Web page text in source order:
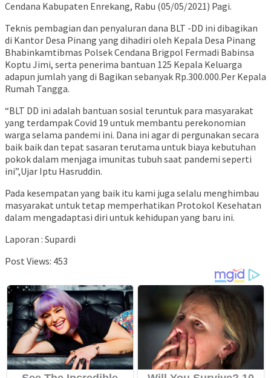
Cendana Kabupaten Enrekang, Rabu (05/05/2021) Pagi.
Teknis pembagian dan penyaluran dana BLT -DD ini dibagikan
di Kantor Desa Pinang yang dihadiri oleh Kepala Desa Pinang
Bhabinkamtibmas Polsek Cendana Brigpol Fermadi Babinsa
Koptu Jimi, serta penerima bantuan 125 Kepala Keluarga
adapun jumlah yang di Bagikan sebanyak Rp.300.000.Per Kepala
Rumah Tangga.
“BLT DD ini adalah bantuan sosial teruntuk para masyarakat
yang terdampak Covid 19 untuk membantu perekonomian
warga selama pandemi ini. Dana ini agar di pergunakan secara
baik baik dan tepat sasaran terutama untuk biaya kebutuhan
pokok dalam menjaga imunitas tubuh saat pandemi seperti
ini”,Ujar Iptu Hasruddin.
Pada kesempatan yang baik itu kami juga selalu menghimbau
masyarakat untuk tetap memperhatikan Protokol Kesehatan
dalam mengadaptasi diri untuk kehidupan yang baru ini.
Laporan : Supardi
Post Views: 453